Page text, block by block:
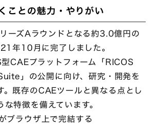
ことの魅力・やりがい
ーズAラウンドとなる約3.0億円の
年10月に完了しました。
CAEプラットフォーム「RICOS
」の公開に向け、研究・開発を
。既存のCAEツールと異なる点とし
特徴を備えています。
ブラウザ上で完結する